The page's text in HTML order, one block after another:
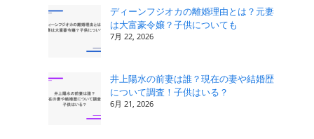
ゴ
リ
ディーンフジオカの離婚理由とは？元妻
は大富豪令嬢？子供についても
7月 22, 2026
井上陽水の前妻は誰？現在の妻や結婚歴
について調査！子供はいる？
6月 21, 2026